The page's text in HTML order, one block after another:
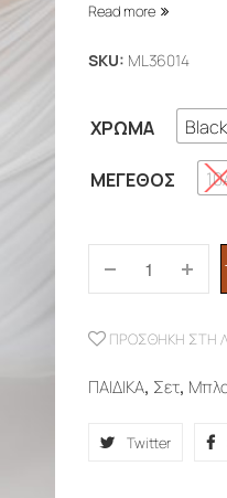
Read more
SKU: ML36014
ΧΡΏΜΑ Black
ΜΈΓΕΘΟΣ
ΠΡΟΣΘΉΚΗ ΣΤΗ
ΠΑΙΔΙΚΑ, Σετ,
Twitter